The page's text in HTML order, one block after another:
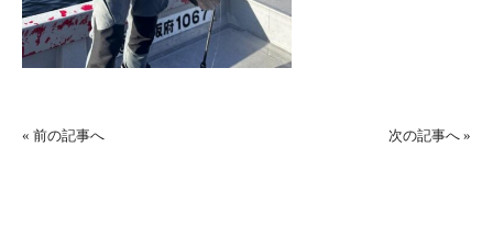
« 前の記事へ 次の記事へ »